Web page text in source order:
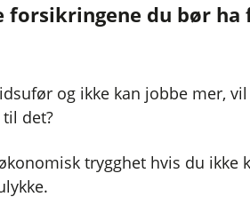
du bør ha
og ikke kan jobbe mer,
det?
trygghet hvis du ikke